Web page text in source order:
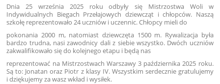
Dnia 25 września 2025 roku odbyły się Mistrzostwa Woli w
Indywidualnych Biegach Przełajowych dziewcząt i chłopców. Naszą
szkołę reprezentowało 24 uczniów i uczennic. Chłopcy mieli do
pokonania 2000 m, natomiast dziewczęta 1500 m. Rywalizacja była
bardzo trudna, nasi zawodnicy dali z siebie wszystko. Dwóch uczniów
zakwalifikowało się do kolejnego etapu i będą nas
reprezentować na Mistrzostwach Warszawy 3 października 2025 roku.
Są to: Jonatan oraz Piotr z klasy IV. Wszystkim serdecznie gratulujemy
i dziękujemy za wasz wkład i wysiłek.